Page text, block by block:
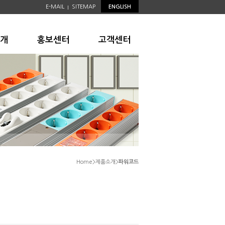
ENGLISH
SITEMAP
E-MAIL
고객센터
홍보센터
Home>제품소개>파워코드